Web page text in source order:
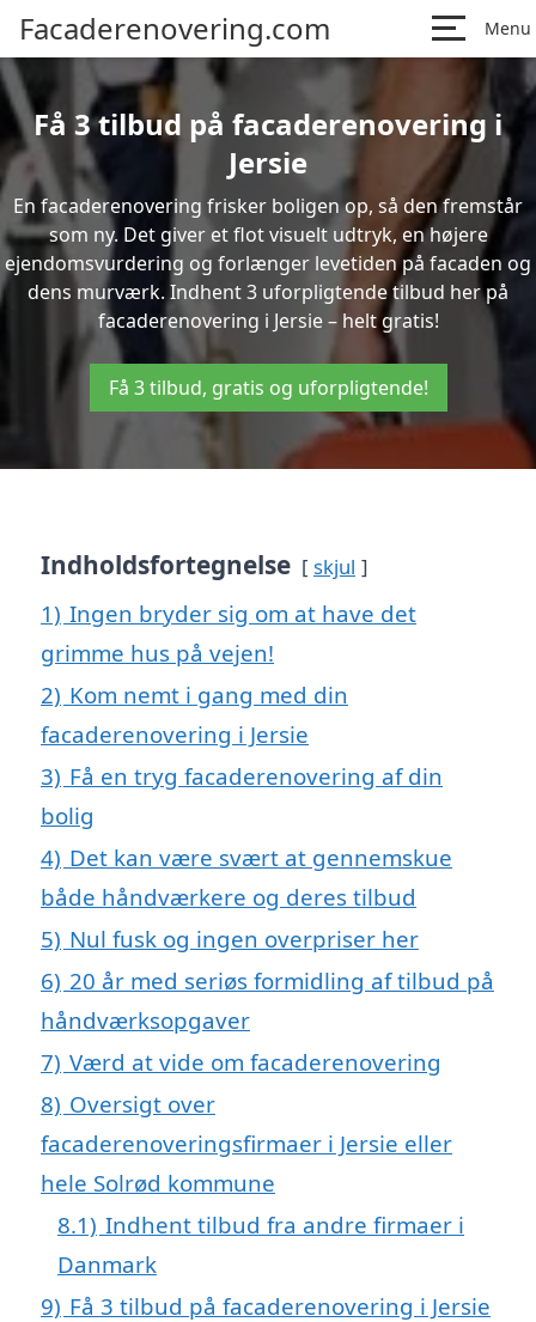
Facaderenovering.com Menu
Få 3 tilbud på facaderenovering i
Jersie
En facaderenovering frisker boligen op, så den fremstår
som ny. Det giver et flot visuelt udtryk, en højere
ejendomsvurdering og forlænger levetiden på facaden og
dens murværk. Indhent 3 uforpligtende tilbud her på
facaderenovering i Jersie – helt gratis!
Få 3 tilbud, gratis og uforpligtende!
Indholdsfortegnelse skjul
1) Ingen bryder sig om at have det
grimme hus på vejen!
2) Kom nemt i gang med din
facaderenovering i Jersie
3) Få en tryg facaderenovering af din
bolig
4) Det kan være svært at gennemskue
både håndværkere og deres tilbud
5) Nul fusk og ingen overpriser her
6) 20 år med seriøs formidling af tilbud på
håndværksopgaver
7) Værd at vide om facaderenovering
8) Oversigt over
facaderenoveringsfirmaer i Jersie eller
hele Solrød kommune
8.1) Indhent tilbud fra andre firmaer i
Danmark
9) Få 3 tilbud på facaderenovering i Jersie